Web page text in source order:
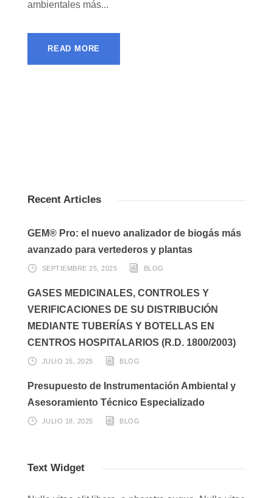
ambientales más...
READ MORE
Recent Articles
GEM® Pro: el nuevo analizador de biogás más
avanzado para vertederos y plantas
SEPTIEMBRE 25, 2025 BLOG
GASES MEDICINALES, CONTROLES Y
VERIFICACIONES DE SU DISTRIBUCIÓN
MEDIANTE TUBERÍAS Y BOTELLAS EN
CENTROS HOSPITALARIOS (R.D. 1800/2003)
JULIO 15, 2025 BLOG
Presupuesto de Instrumentación Ambiental y
Asesoramiento Técnico Especializado
JULIO 18, 2025 BLOG
Text Widget